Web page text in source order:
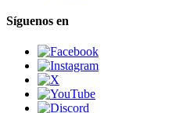
Síguenos en